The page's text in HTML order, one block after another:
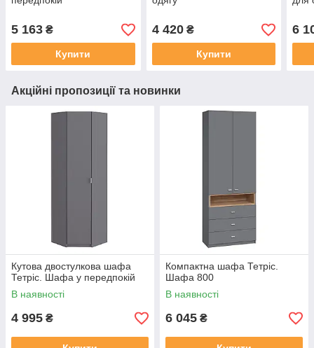
5 163 ₴
Купити
4 420₴
Купити
6
Акційні пропозиції та новинки
Кутова двостулкова шафа
Тетріс. Шафа у передпокій
В наявності
4 995 ₴
Компактна шафа Тетріс.
Шафа 800
В наявності
6 045 ₴